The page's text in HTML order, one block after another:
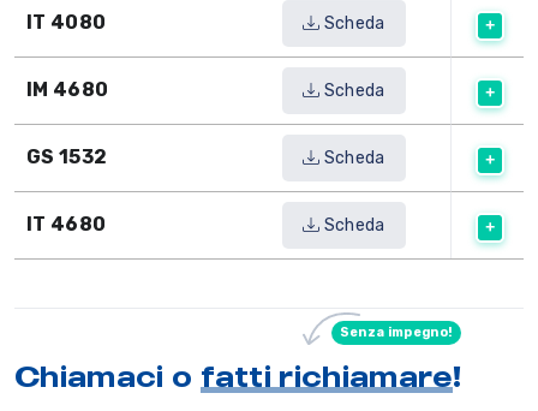
IT 4080 Scheda
IM 4680 Scheda
GS 1532 Scheda
IT 4680 Scheda
Chiamaci o fatti richiamare!
Senza impegno!